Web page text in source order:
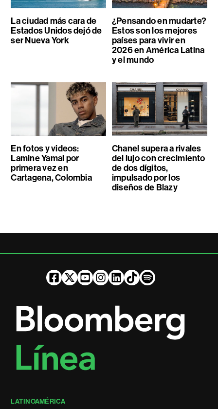
La ciudad más cara de
Estados Unidos dejó de
ser Nueva York
¿Pensando en mudarte?
Estos son los mejores
países para vivir en
2026 en América Latina
y el mundo
En fotos y videos:
Lamine Yamal por
primera vez en
Cartagena, Colombia
Chanel supera a rivales
del lujo con crecimiento
de dos dígitos,
impulsado por los
diseños de Blazy
LATINOAMÉRICA